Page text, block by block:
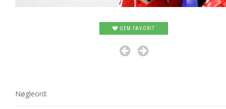
GEM FAVORIT
Nøgleord: